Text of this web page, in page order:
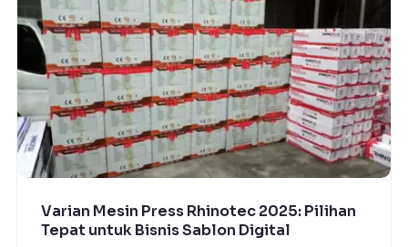
Varian Mesin Press Rhinotec 2025: Pilihan
Tepat untuk Bisnis Sablon Digital